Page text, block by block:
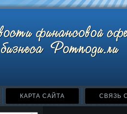
КАРТА САЙТА СВЯЗЬ